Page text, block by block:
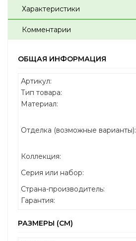
Характеристики
Комментарии
ОБЩАЯ ИНФОРМАЦИЯ
Артикул:
Тип товара:
Материал:
Отделка (возможные варианты):
Коллекция:
Серия или набор:
Страна-производитель:
Гарантия:
РАЗМЕРЫ (СМ)